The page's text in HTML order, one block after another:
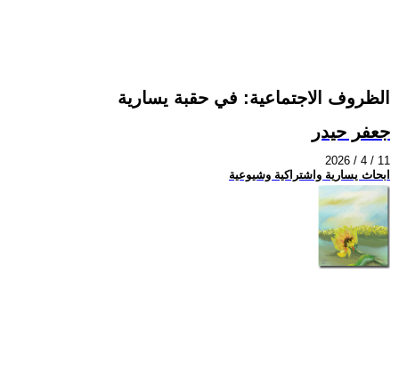
الظروف الاجتماعية: في حقبة يسارية
جعفر حيدر
2026 / 4 / 11
ابحاث يسارية واشتراكية وشيوعية